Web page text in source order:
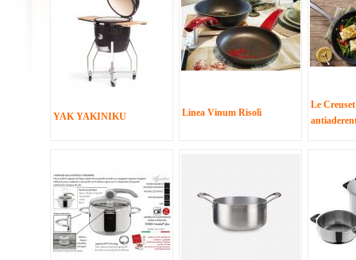
YAK YAKINIKU Linea Vinum Risolì
Le